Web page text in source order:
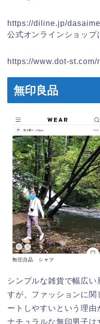
https://diline.jp/
公式オンラインショップ
https://www.dot-st.com/
無印良品
シンプルな雑貨で幅広
すが、ファッションに関
ートしやすいという理由
ナチュラルな無印男子は